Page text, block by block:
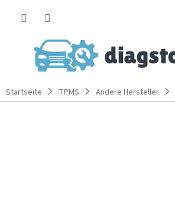
Startseite TPMS Andere Hersteller